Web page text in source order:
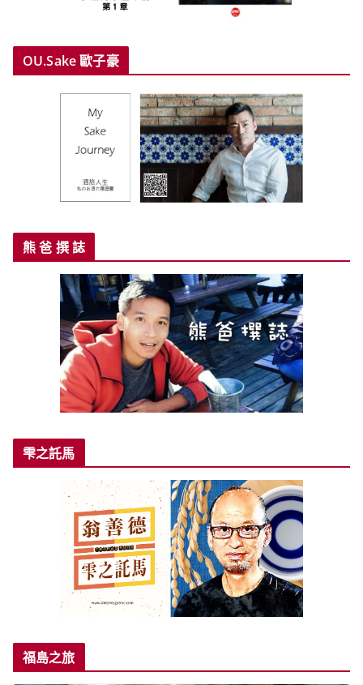
OU.Sake 歐子豪
熊 爸 撰 誌
雫之託馬
福島之旅